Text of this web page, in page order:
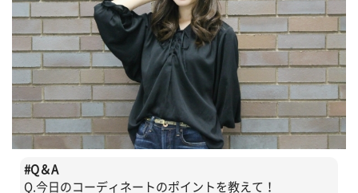
#Q＆A
Q.今日のコーディネートのポイントを教えて！